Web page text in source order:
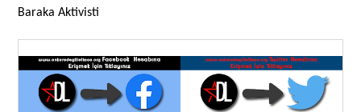
Baraka Aktivisti